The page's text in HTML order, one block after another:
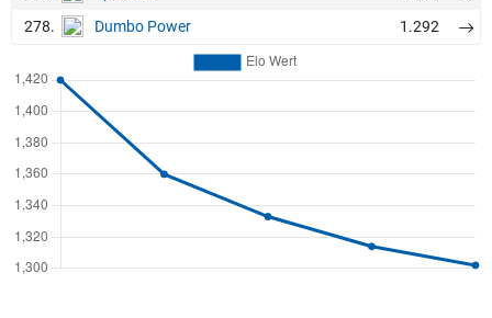
278.
Dumbo Power 1.292